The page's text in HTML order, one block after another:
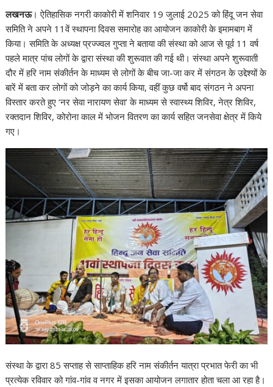
at
s
A
p
p
e
b
o
o
k
e
gr
a
m
k
e
dI
n
er
e
st
d
di
t
a
p
c
h
at
p
y
Li
n
k
ar
e
लखनऊ। ऐतिहासिक नगरी काकोरी में शनिवार 19 जुलाई 2025 को हिंदू जन सेवा
समिति ने अपने 11वें स्थापना दिवस समारोह का आयोजन काकोरी के इमामबाग में
किया। समिति के अध्यक्ष प्रज्ज्वल गुप्ता ने बताया की संस्था को आज से पूर्व 11 वर्ष
पहले मात्र पांच लोगों के द्वारा संस्था की शुरूवात की गई थी। संस्था अपने शुरूवाती
दौर में हरि नाम संकीर्तन के माध्यम से लोगों के बीच जा-जा कर में संगठन के उद्देश्यों के
बारें में बता कर लोगों को जोड़ने का कार्य किया, वहीं कुछ वर्षो बाद संगठन ने अपना
विस्तार करते हुए ‘नर सेवा नारायण सेवा’ के माध्यम से स्वास्थ्य शिविर, नेत्र शिविर,
रक्तदान शिविर, कोरोना काल में भोजन वितरण का कार्य सहित जनसेवा क्षेत्र में किये
गए।
संस्था के द्वारा 85 सप्ताह से साप्ताहिक हरि नाम संकीर्तन यात्रा प्रभात फेरी का भी
प्रत्येक रविवार को गांव-गांव व नगर में इसका आयोजन लगातार होता चला आ रहा है।